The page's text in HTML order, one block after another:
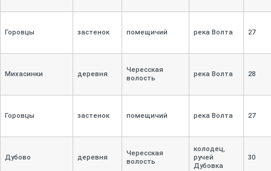
Горовцы застенок помещичий река Волта 27
Михасинки деревня
Чересская
волость
река Волта 28
Горовцы застенок помещичий река Волта 27
Дубово деревня
Чересская
волость
колодец,
ручей
Дубовка
30